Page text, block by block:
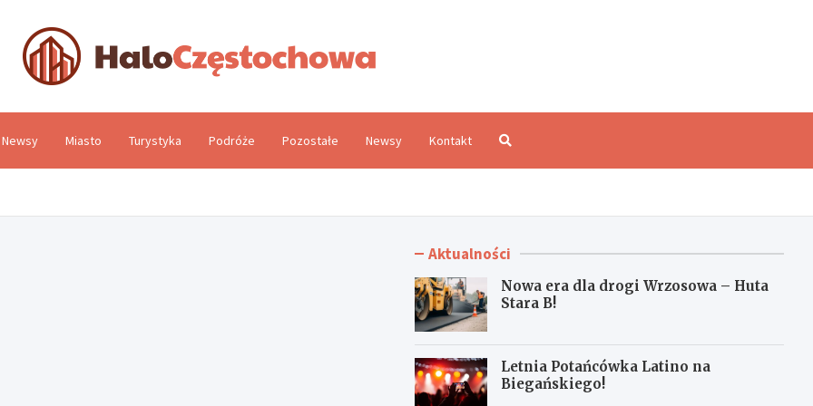
Newsy Miasto Turystyka Podróże Pozostałe Newsy Kontakt
Aktualności
Nowa era dla drogi Wrzosowa – Huta
Stara B!
Letnia Potańcówka Latino na
Biegańskiego!